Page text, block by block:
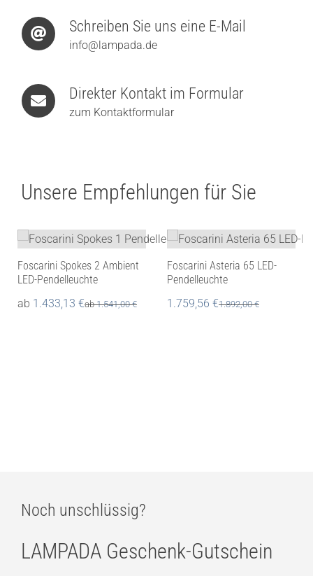
Schreiben Sie uns eine E-Mail
info@lampada.de
Direkter Kontakt im Formular
zum Kontaktformular
Unsere Empfehlungen für Sie
Foscarini Spokes 2 Ambient
LED-Pendelleuchte
ab 1.433,13 €ab1.541,00€
Foscarini Asteria 65 LED-
Pendelleuchte
1.759,56 €1.892,00€
Noch unschlüssig?
LAMPADA Geschenk-Gutschein